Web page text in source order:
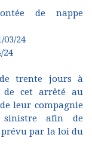
de nappe
03/24
24
trente jours à
de cet arrêté au
leur compagnie
sinistre afin de
par la loi du